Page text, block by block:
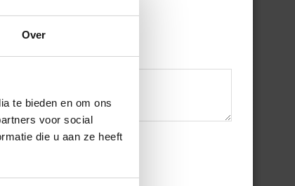
Over
te bieden en om ons
voor social
die u aan ze heeft